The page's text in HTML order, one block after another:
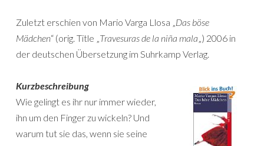
Zuletzt erschien von Mario Varga Llosa „Das böse
Mädchen“ (orig. Title „Travesuras de la niña mala„) 2006 in
der deutschen Übersetzung im Suhrkamp Verlag.
Kurzbeschreibung
Wie gelingt es ihr nur immer wieder,
ihn um den Finger zu wickeln? Und
warum tut sie das, wenn sie seine